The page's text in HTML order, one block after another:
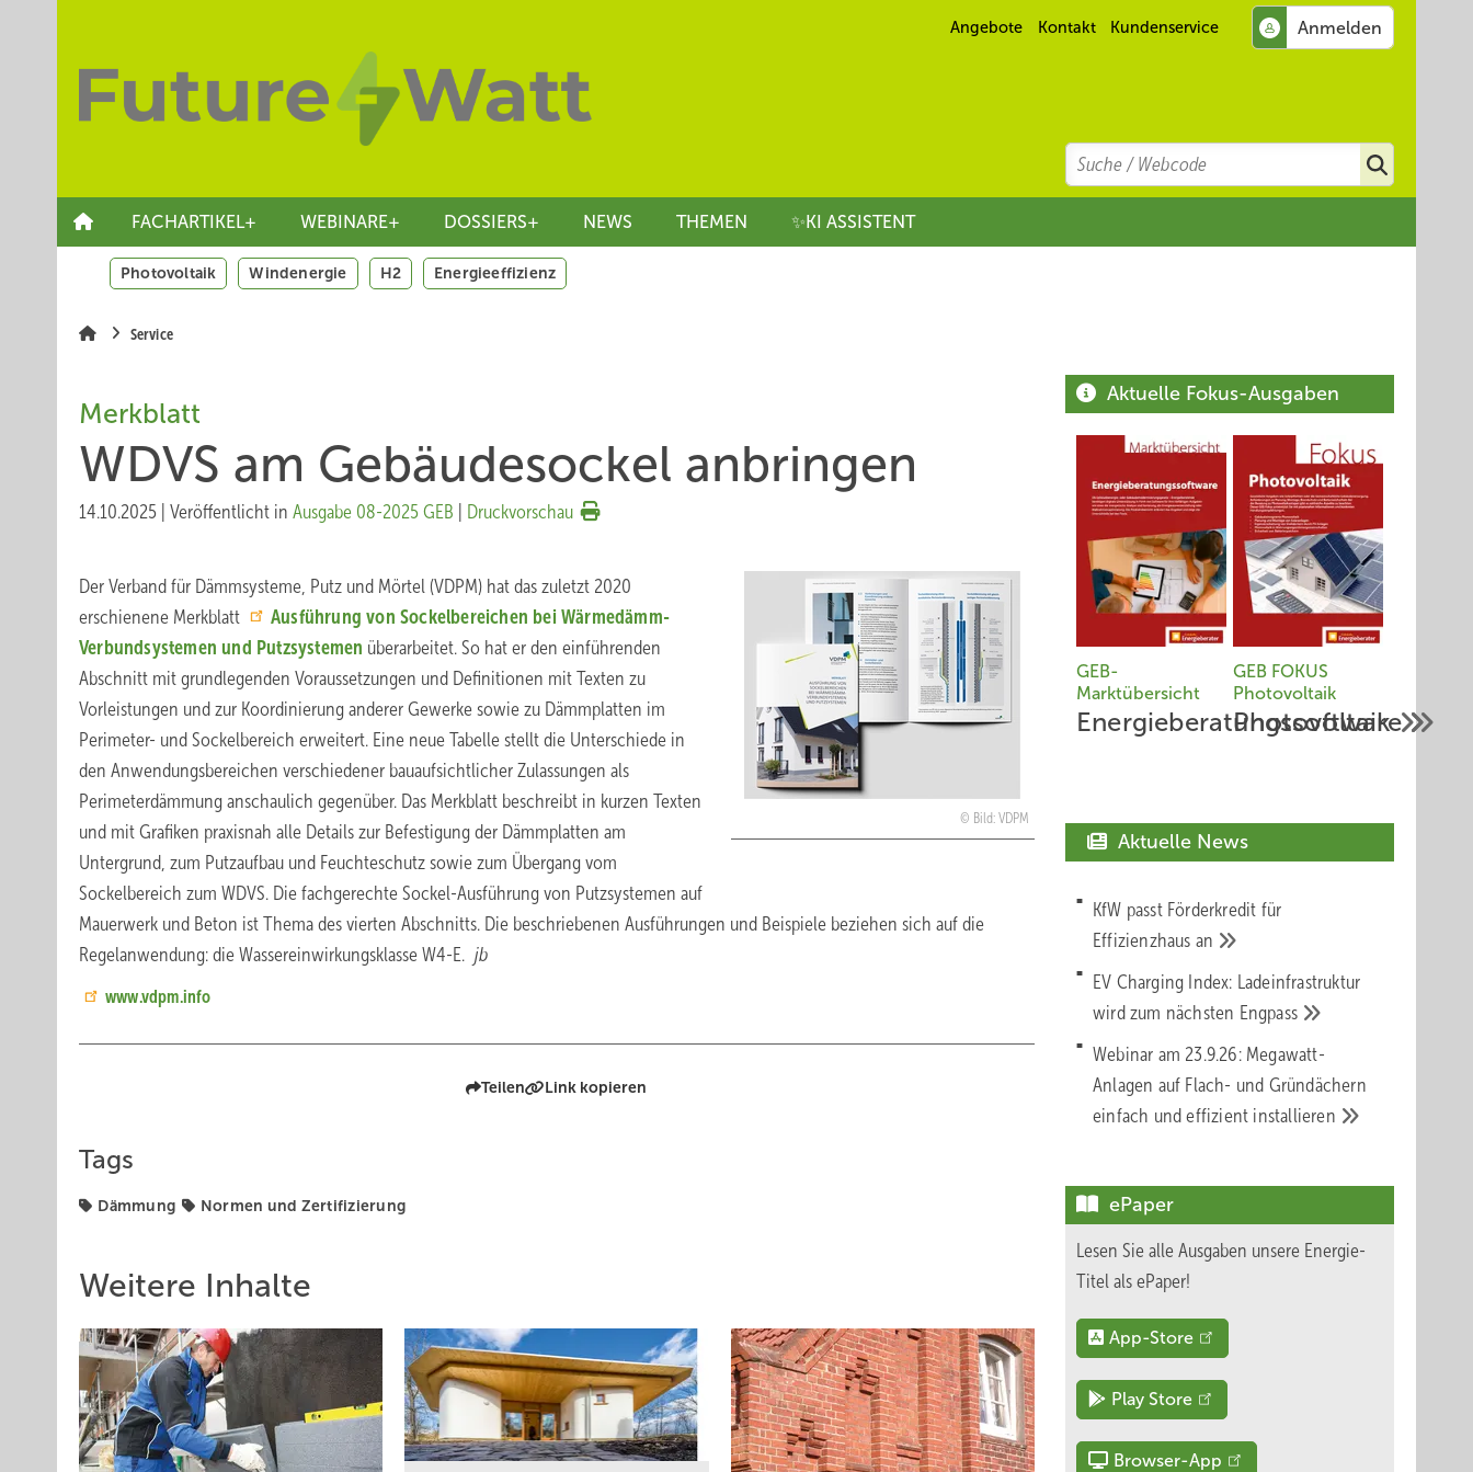
Angebote Kontakt Kundenservice
Search
Suchen
FACHARTIKEL+ WEBINARE+ DOSSIERS+ NEWS THEMEN ✨KI ASSISTENT
Photovoltaik Windenergie H2 Energieeffizienz
Service
Merkblatt
WDVS am Gebäudesockel ­anbringen
14.10.2025 Veröffentlicht in Ausgabe 08-2025 GEB Druckvorschau
Bild: VDPM
Der Verband für Dämmsysteme, Putz und Mörtel (VDPM) hat das zuletzt 2020
erschienene Merkblatt
Ausführung von Sockelbereichen bei Wärmedämm-
Verbundsystemen und Putzsystemen überarbeitet. So hat er den einführenden
Abschnitt mit grundlegenden Voraussetzungen und Definitionen mit Texten zu
Vorleistungen und zur Koordinierung anderer Gewerke sowie zu Dämmplatten im
Perimeter- und Sockelbereich erweitert. Eine neue Tabelle stellt die Unterschiede in
den Anwendungsbereichen verschiedener bauaufsichtlicher Zulassungen als
Perimeterdämmung anschaulich gegenüber. Das Merkblatt beschreibt in kurzen Texten
und mit Grafiken praxisnah alle Details zur Befestigung der Dämmplatten am
Untergrund, zum Putzaufbau und Feuchteschutz sowie zum Übergang vom
Sockelbereich zum WDVS. Die fachgerechte Sockel-Ausführung von Putzsystemen auf
Mauerwerk und Beton ist Thema des vierten Abschnitts. Die beschriebenen Ausführungen und Beispiele beziehen sich auf die
Regelanwendung: die Wassereinwirkungsklasse W4-E. jb
www.vdpm.info
Teilen Link kopieren
Tags
Dämmung Normen und Zertifizierung
Weitere Inhalte
Aktuelle Fokus-Ausgaben
GEB-
Marktübersicht
Energieberatungssoftware
GEB FOKUS
Photovoltaik
Photovoltaik
Aktuelle News
KfW passt Förderkredit für
Effizienzhaus an
EV Charging Index: Ladeinfrastruktur
wird zum nächsten Engpass
Webinar am 23.9.26: Megawatt-
Anlagen auf Flach- und Gründächern
einfach und effizient installieren
ePaper
Lesen Sie alle Ausgaben unsere Energie-
Titel als ePaper!
App-Store
Play Store
Browser-App